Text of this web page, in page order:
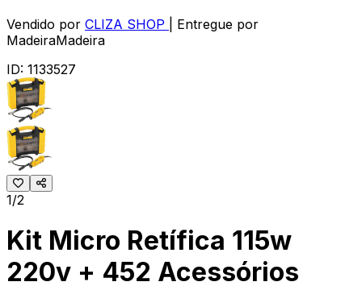
Vendido por CLIZA SHOP
| Entregue por
MadeiraMadeira
ID: 1133527
1/2
Kit Micro Retífica 115w
220v + 452 Acessórios